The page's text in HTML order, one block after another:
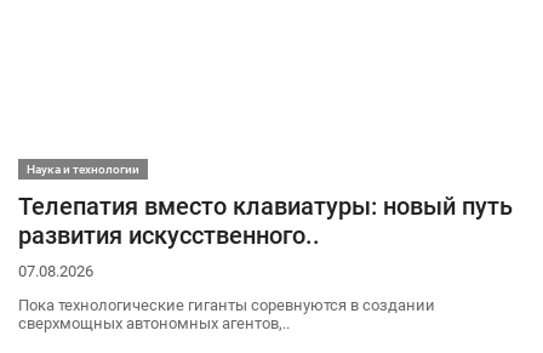
Наука и технологии
Телепатия вместо клавиатуры: новый путь
развития искусственного..
07.08.2026
Пока технологические гиганты соревнуются в создании
сверхмощных автономных агентов,..